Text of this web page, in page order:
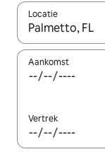
Locatie
Wanneer er
Aankomst
Vertrek